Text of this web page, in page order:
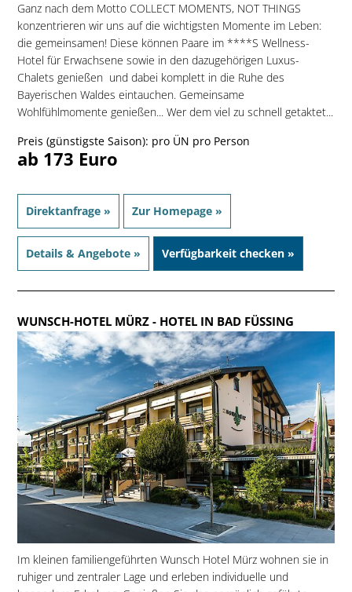
Ganz nach dem Motto COLLECT MOMENTS, NOT THINGS
konzentrieren wir uns auf die wichtigsten Momente im Leben:
die gemeinsamen! Diese können Paare im ****S Wellness-
Hotel für Erwachsene sowie in den dazugehörigen Luxus-
Chalets genießen  und dabei komplett in die Ruhe des
Bayerischen Waldes eintauchen. Gemeinsame
Wohlfühlmomente genießen... Wer dem viel zu schnell getaktet...
Preis (günstigste Saison): pro ÜN pro Person
ab 173 Euro
Direktanfrage » Zur Homepage »
Details & Angebote » Verfügbarkeit checken »
WUNSCH-HOTEL MÜRZ- HOTEL IN BAD FÜSSING
Im kleinen familiengeführten Wunsch Hotel Mürz wohnen sie in
ruhiger und zentraler Lage und erleben individuelle und